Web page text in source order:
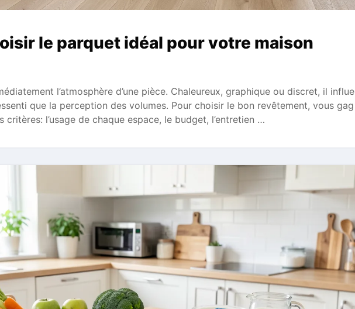
le parquet idéal pour votre maison
l’atmosphère d’une pièce. Chaleureux, graphique ou discret, il influe
que la perception des volumes. Pour choisir le bon revêtement, vous gag
critères: l’usage de chaque espace, le budget, l’entretien …